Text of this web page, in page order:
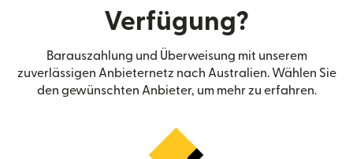
Verfügung?
Barauszahlung und Überweisung mit unserem
zuverlässigen Anbieternetz nach Australien. Wählen Sie
den gewünschten Anbieter, um mehr zu erfahren.